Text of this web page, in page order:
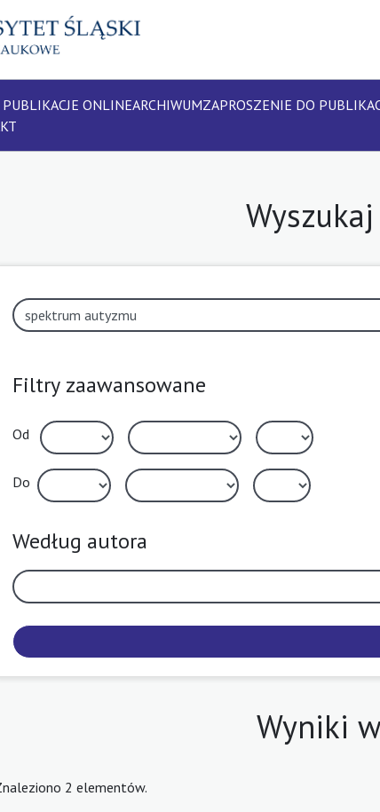
ONLINEARCHIWUMZAPROSZENIE DO
Filtry zaawansowane
Od
Do
Według autora
Wyniki
2 elementów.